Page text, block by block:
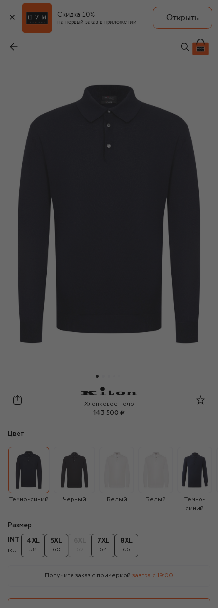
Скидка 10%
на первый заказ в приложении
Открыть
143 500 ₽
Kiton
Хлопковое поло
143 500 ₽
Цвет
Темно-синий Черный Белый Белый
Темно-
синий
Размер
INT
RU
4XL
58
5XL
60
7XL
64
8XL
66
Получите заказ с примеркой завтра c 19:00